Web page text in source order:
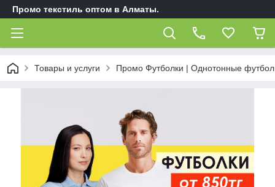
Промо текстиль оптом в Алматы.
Товары и услуги Промо Футболки | Однотонные